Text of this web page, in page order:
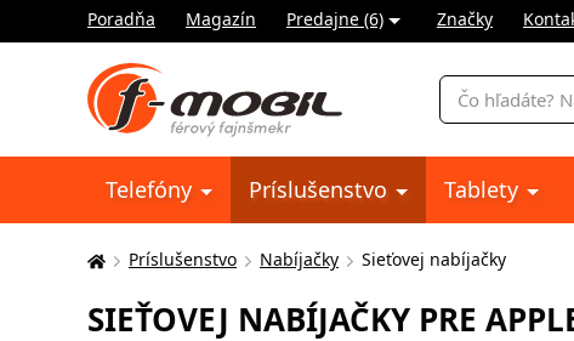
Poradňa Magazín Predajne (6) Značky
Vyhľadávanie
Telefóny Príslušenstvo Tablety
Tu
nachádzate:
Príslušenstvo Nabíjačky Sieťovej nabíjačky
SIEŤOVEJ NABÍJAČKY PRE